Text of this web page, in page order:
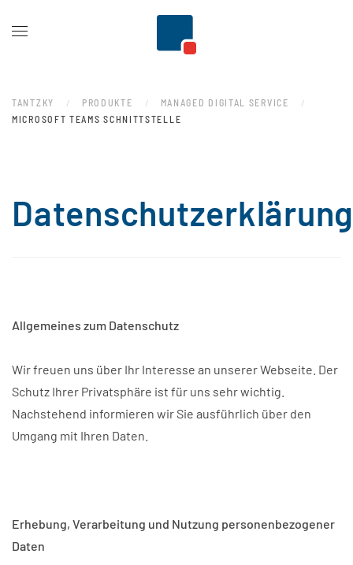
TANTZKY PRODUKTE
MANAGED DIGITAL SERVICE
MICROSOFT TEAMS SCHNITTSTELLE
Datenschutzerklärung
Allgemeines zum Datenschutz
Wir freuen uns über Ihr Interesse an unserer Webseite. Der
Schutz Ihrer Privatsphäre ist für uns sehr wichtig.
Nachstehend informieren wir Sie ausführlich über den
Umgang mit Ihren Daten.
Erhebung, Verarbeitung und Nutzung personenbezogener
Daten